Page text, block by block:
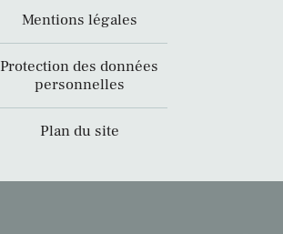
Mentions légales
Protection des données
personnelles
Plan du site